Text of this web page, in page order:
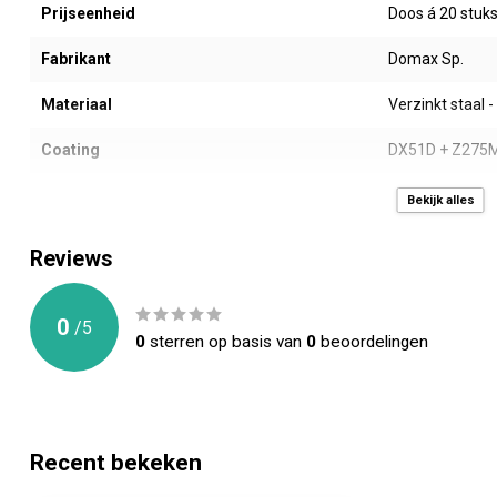
Prijseenheid Doos á 20 stuks
Fabrikant Domax Sp.
Materiaal Verzinkt staal -
Coating DX51D +
Dikte (mm)
Gewicht (gr) 180
Montage gaten (mm)
CE Keurmerk
Bekijk alles
Reviews
0 /5
0 sterren op basis van 0 beoordelingen
Recent bekeken